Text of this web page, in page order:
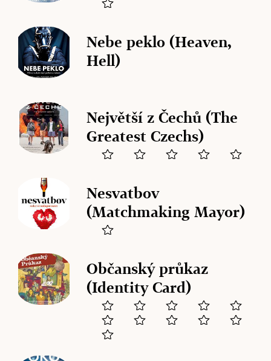
Nebe peklo (Heaven,
Hell)
Největší z Čechů (The
Greatest Czechs)
Nesvatbov
(Matchmaking Mayor)
Občanský průkaz
(Identity Card)